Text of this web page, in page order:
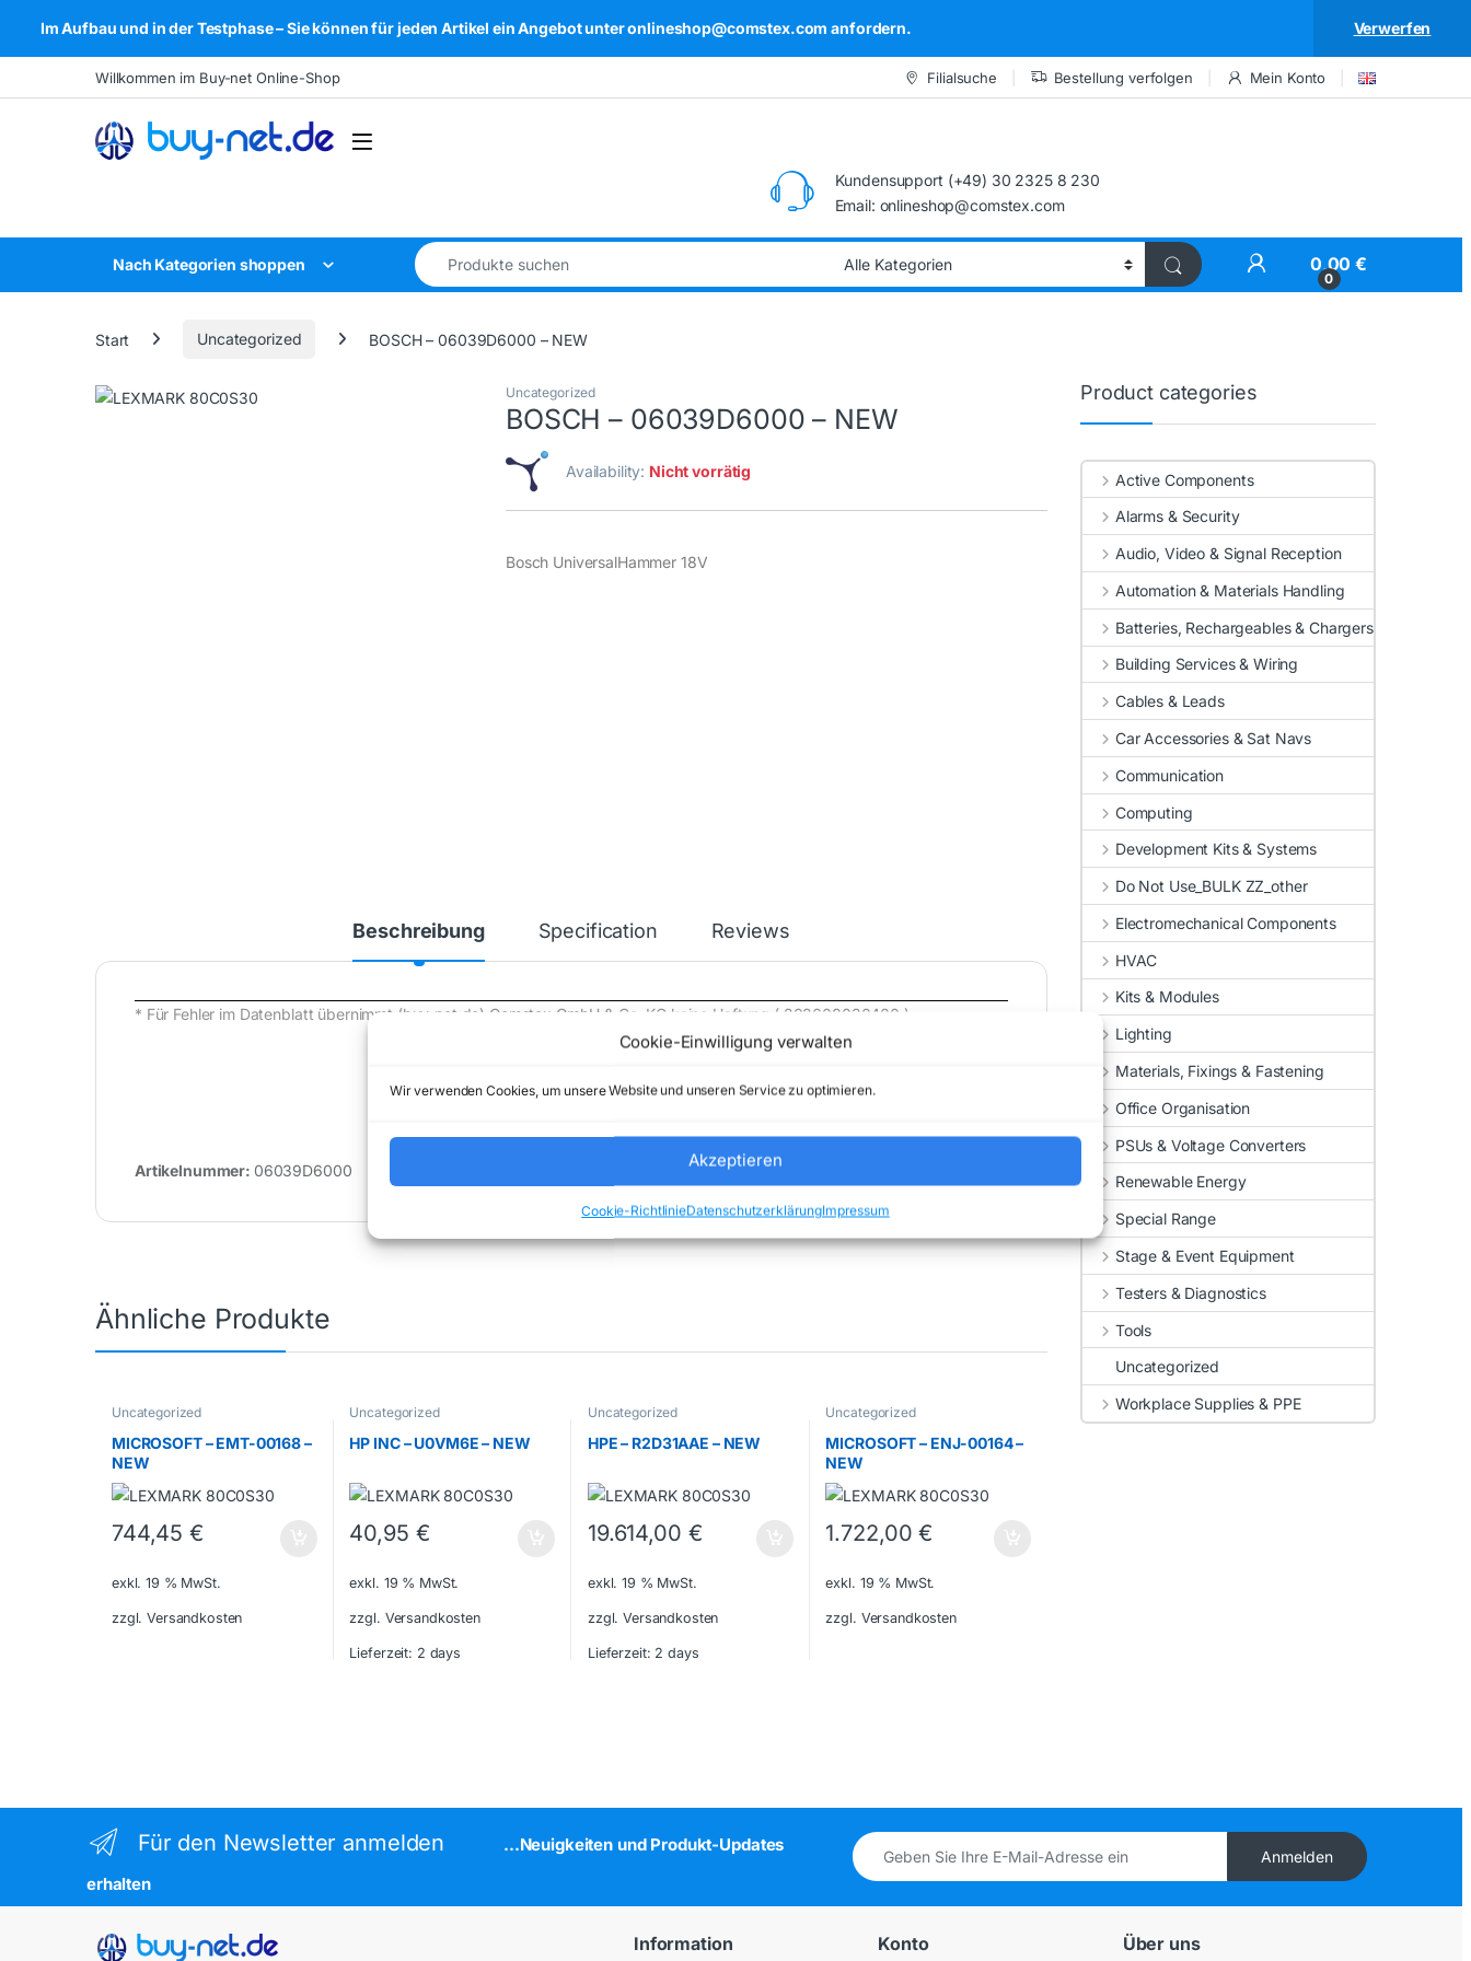
Cookie-Einwilligung verwalten
Wir verwenden Cookies, um unsere Website und unseren Service zu optimieren.
Akzeptieren
Cookie-RichtlinieDatenschutzerklärungImpressum
Im Aufbau und in der Testphase – Sie können für jeden Artikel ein Angebot unter onlineshop@comstex.com anfordern. Verwerfen
Skip to navigation
Skip to contentWillkommen im Buy-net Online-Shop Filialsuche Bestellung verfolgen Mein Konto
Open
Kundensupport (+49) 30 2325 8 230
Email: onlineshop@comstex.com
Nach Kategorien shoppen
Search for:
My Account
0
0,00€
Start Uncategorized BOSCH – 06039D6000 – NEW
Uncategorized
BOSCH – 06039D6000 – NEW
Availability: Nicht vorrätig
Bosch UniversalHammer 18V
Beschreibung Specification Reviews
* Für Fehler im Datenblatt übernimmt (buy-net.de) Comstex GmbH & Co. KG keine Haftung ( 202608030400 )
Artikelnummer: 06039D6000 Marke:BOSCH
Ähnliche Produkte
Uncategorized
MICROSOFT – EMT-00168 –
NEW
744,45€
exkl. 19 % MwSt.
zzgl. Versandkosten
Uncategorized
HP INC – U0VM6E – NEW
40,95 €
exkl. 19 % MwSt.
zzgl. Versandkosten
Lieferzeit: 2 days
Uncategorized
HPE – R2D31AAE – NEW
19.614,00 €
exkl. 19 % MwSt.
zzgl. Versandkosten
Lieferzeit: 2 days
Uncategorized
MICROSOFT – ENJ-00164 –
NEW
1.722,00€
exkl. 19 % MwSt.
zzgl. Versandkosten
Product categories
Active Components
Alarms & Security
Audio, Video & Signal Reception
Automation & Materials Handling
Batteries, Rechargeables & Chargers
Building Services & Wiring
Cables & Leads
Car Accessories & Sat Navs
Communication
Computing
Development Kits & Systems
Do Not Use_BULK ZZ_other
Electromechanical Components
HVAC
Kits & Modules
Lighting
Materials, Fixings & Fastening
Office Organisation
PSUs & Voltage Converters
Renewable Energy
Special Range
Stage & Event Equipment
Testers & Diagnostics
Tools
Uncategorized
Workplace Supplies & PPE
Für den Newsletter anmelden
...Neuigkeiten und Produkt-Updates
erhalten
Anmelden
Information Konto Über uns